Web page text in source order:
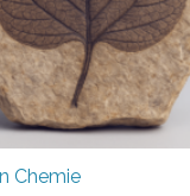
Oktober 2025 in
Chemie